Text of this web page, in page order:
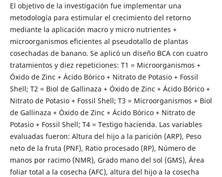
El objetivo de la investigación fue implementar una
metodología para estimular el crecimiento del retorno
mediante la aplicación macro y micro nutrientes +
microorganismos eficientes al pseudotallo de plantas
cosechadas de banano. Se aplicó un diseño BCA con cuatro
tratamientos y diez repeticiones: T1 = Microorganismos +
Óxido de Zinc + Ácido Bórico + Nitrato de Potasio + Fossil
Shell; T2 = Biol de Gallinaza + Óxido de Zinc + Ácido Bórico +
Nitrato de Potasio + Fossil Shell; T3 = Microorganismos + Biol
de Gallinaza + Óxido de Zinc + Ácido Bórico + Nitrato de
Potasio + Fossil Shell; T4 = Testigo hacienda. Las variables
evaluadas fueron: Altura del hijo a la parición (ARP), Peso
neto de la fruta (PNF), Ratio procesado (RP), Número de
manos por racimo (NMR), Grado mano del sol (GMS), Área
foliar total a la cosecha (AFC), altura del hijo a la cosecha